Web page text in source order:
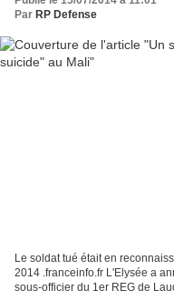
Par RP Defense
Le soldat tué était en
2014 .franceinfo.fr L'Elysée a
sous-officier du 1er REG de